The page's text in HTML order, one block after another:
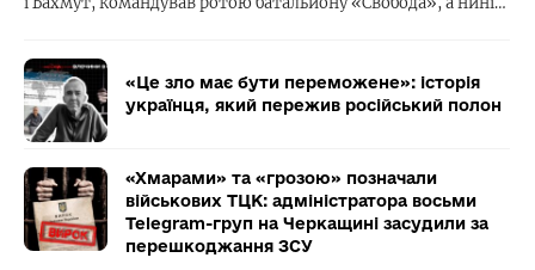
«Це зло має бути переможене»: історія
українця, який пережив російський полон
«Хмарами» та «грозою» позначали
військових ТЦК: адміністратора восьми
Telegram-груп на Черкащині засудили за
перешкоджання ЗСУ